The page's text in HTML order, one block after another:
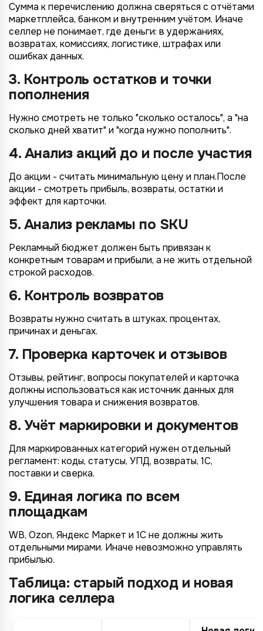
Сумма к перечислению должна сверяться с отчётами
маркетплейса, банком и внутренним учётом. Иначе
селлер не понимает, где деньги: в удержаниях,
возвратах, комиссиях, логистике, штрафах или
ошибках данных.
3. Контроль остатков и точки
пополнения
Нужно смотреть не только "сколько осталось", а "на
сколько дней хватит" и "когда нужно пополнить".
4. Анализ акций до и после участия
До акции - считать минимальную цену и план.После
акции - смотреть прибыль, возвраты, остатки и
эффект для карточки.
5. Анализ рекламы по SKU
Рекламный бюджет должен быть привязан к
конкретным товарам и прибыли, а не жить отдельной
строкой расходов.
6. Контроль возвратов
Возвраты нужно считать в штуках, процентах,
причинах и деньгах.
7. Проверка карточек и отзывов
Отзывы, рейтинг, вопросы покупателей и карточка
должны использоваться как источник данных для
улучшения товара и снижения возвратов.
8. Учёт маркировки и документов
Для маркированных категорий нужен отдельный
регламент: коды, статусы, УПД, возвраты, 1С,
поставки и сверка.
9. Единая логика по всем
площадкам
WB, Ozon, Яндекс Маркет и 1С не должны жить
отдельными мирами. Иначе невозможно управлять
прибылью.
Таблица: старый подход и новая
логика селлера